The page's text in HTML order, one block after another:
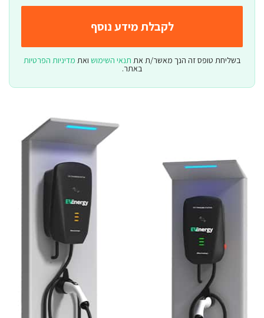
בשליחת טופס זה הנך מאשר/ת את תנאי השימוש ואת מדיניות הפרטיות
באתר.